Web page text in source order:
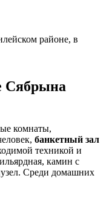
районе, в
Сябрына
комнаты,
банкетный зал
техникой и
камин с
Среди домашних